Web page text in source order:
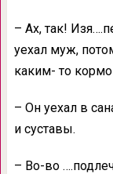
– Ах, так!
уехал муж,
каким- то
– Он уехал в
и суставы.
– Во-во